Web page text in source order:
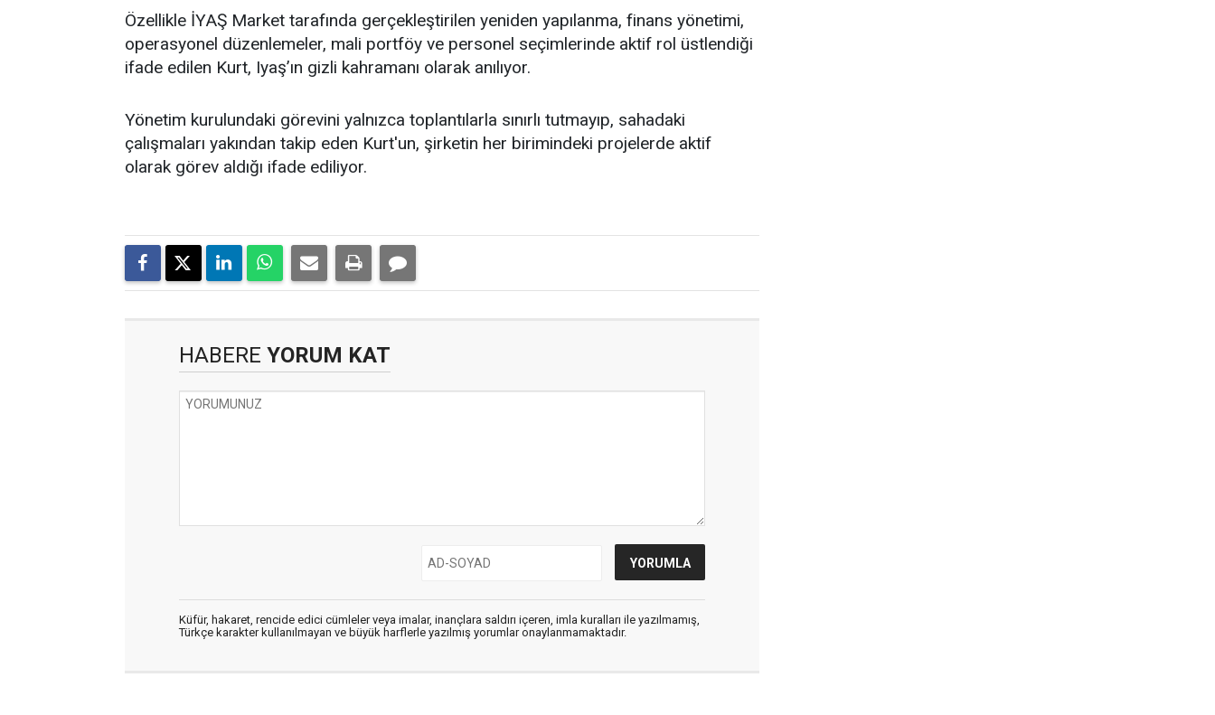
Özellikle İYAŞ Market tarafında gerçekleştirilen yeniden yapılanma, finans yönetimi,
operasyonel düzenlemeler, mali portföy ve personel seçimlerinde aktif rol üstlendiği
ifade edilen Kurt, Iyaş’ın gizli kahramanı olarak anılıyor.
Yönetim kurulundaki görevini yalnızca toplantılarla sınırlı tutmayıp, sahadaki
çalışmaları yakından takip eden Kurt'un, şirketin her birimindeki projelerde aktif
olarak görev aldığı ifade ediliyor.
HABERE YORUM KAT
Küfür, hakaret, rencide edici cümleler veya imalar, inançlara saldırı içeren, imla kuralları ile yazılmamış,
Türkçe karakter kullanılmayan ve büyük harflerle yazılmış yorumlar onaylanmamaktadır.